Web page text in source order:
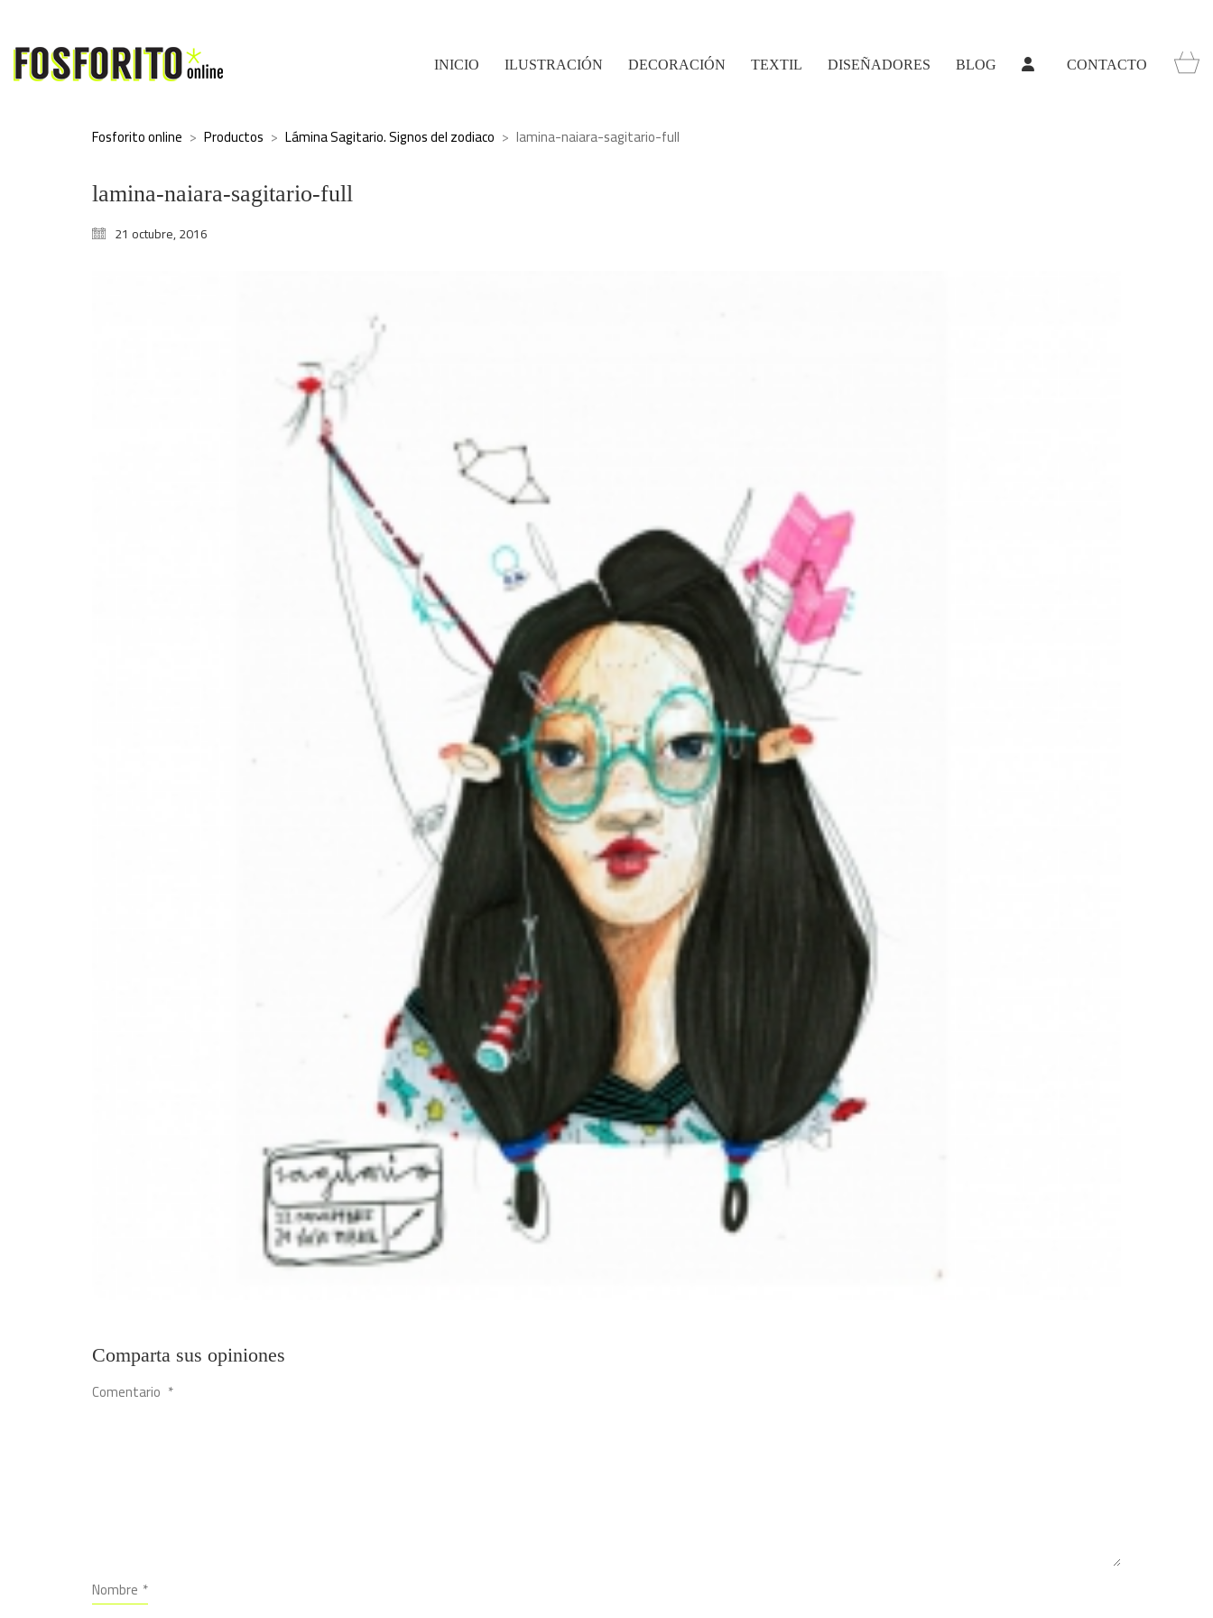
INICIO ILUSTRACIÓN DECORACIÓN TEXTIL DISEÑADORES BLOG CONTACTO
Fosforito online > Productos > Lámina Sagitario. Signos del zodiaco > lamina-naiara-sagitario-full
lamina-naiara-sagitario-full
21 octubre, 2016
Comparta sus opiniones
Comentario *
Nombre *